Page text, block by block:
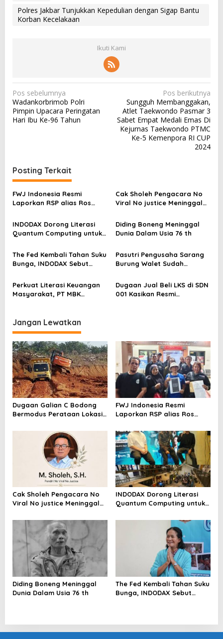
Polres Jakbar Tunjukkan Kepedulian dengan Sigap Bantu
Korban Kecelakaan
Ikuti Kami
N
a
v
s
i
p
o
s
Pos sebelumnya
Wadankorbrimob Polri
Pimpin Upacara Peringatan
Hari Ibu Ke-96 Tahun
Pos berikutnya
Sungguh Membanggakan,
Atlet Taekwondo Pasmar 3
Sabet Empat Medali Emas Di
Kejurnas Taekwondo PTMC
Ke-5 Kemenpora RI CUP
2024
Posting Terkait
FWJ Indonesia Resmi
Laporkan RSP alias Ros
Cak Sholeh Pengacara No
Viral No justice Meninggal
INDODAX Dorong Literasi
Quantum Computing untuk
Blockchain
Diding Boneng Meninggal
Dunia Dalam Usia 76 th
The Fed Kembali Tahan Suku
Bunga, INDODAX Sebut
Sentimen Pasar
Pasutri Pengusaha Sarang
Burung Walet Sudah
Pelapor Desak Polda Jambi
Segera Lakukan Penahanan
Perkuat Literasi Keuangan
Masyarakat, PT MBK
Dugaan Jual Beli LKS di SDN
001 Kasikan Resmi
Jangan Lewatkan
Dugaan Galian C Bodong
Bermodus Perataan Lokasi
Riau Akan Tinjauan Lokasi
FWJ Indonesia Resmi
Laporkan RSP alias Ros
Cak Sholeh Pengacara No
Viral No justice Meninggal
INDODAX Dorong Literasi
Quantum Computing untuk
Blockchain
Diding Boneng Meninggal
Dunia Dalam Usia 76 th
The Fed Kembali Tahan Suku
Bunga, INDODAX Sebut